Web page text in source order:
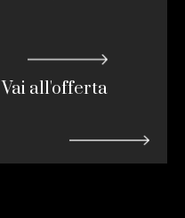
Vai all'offerta